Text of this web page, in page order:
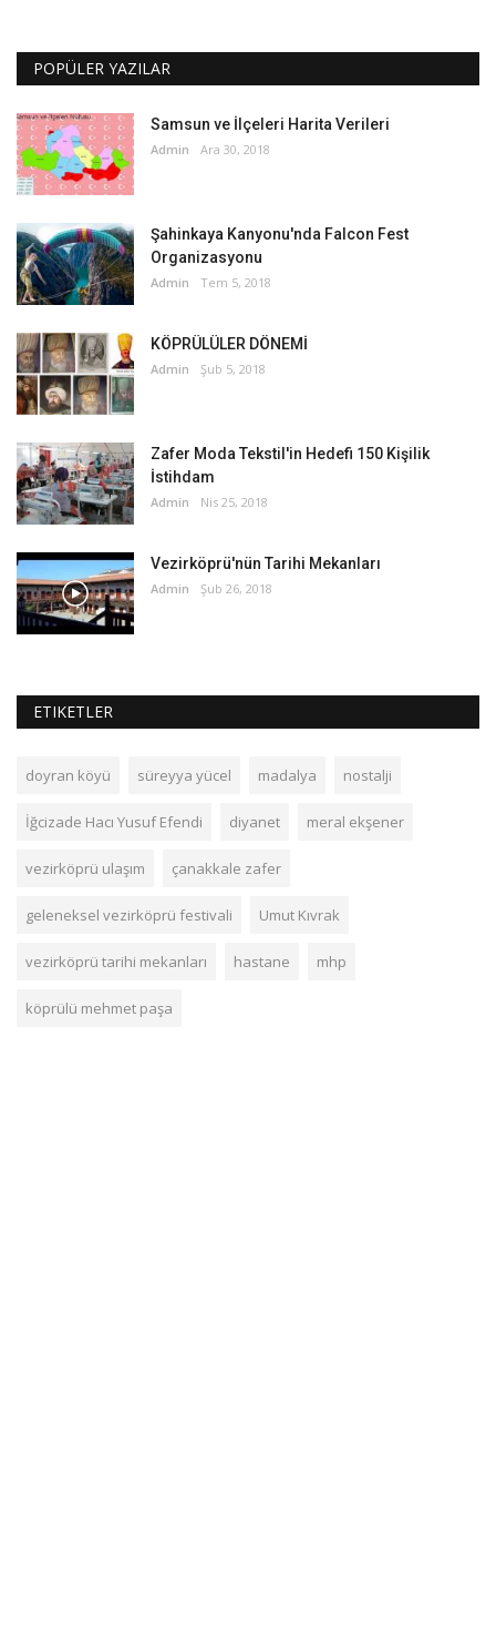
POPÜLER YAZILAR
Samsun ve İlçeleri Harita Verileri
Admin Ara 30, 2018
Şahinkaya Kanyonu'nda Falcon Fest
Organizasyonu
Admin Tem 5, 2018
KÖPRÜLÜLER DÖNEMİ
Admin Şub 5, 2018
Zafer Moda Tekstil'in Hedefi 150 Kişilik
İstihdam
Admin Nis 25, 2018
Vezirköprü'nün Tarihi Mekanları
Admin Şub 26, 2018
ETIKETLER
doyran köyü süreyya yücel madalya nostalji
İğcizade Hacı Yusuf Efendi diyanet meral ekşener
vezirköprü ulaşım çanakkale zafer
geleneksel vezirköprü festivali Umut Kıvrak
vezirköprü tarihi mekanları hastane mhp
köprülü mehmet paşa